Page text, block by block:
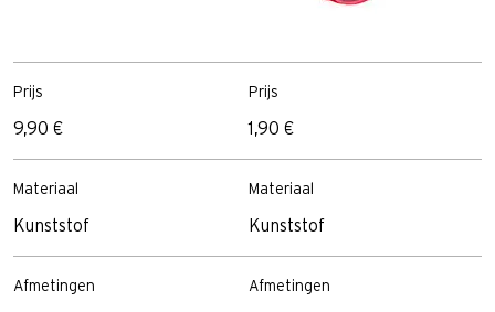
Prijs
9,90 €
Materiaal
Kunststof
Afmetingen
Prijs
1,90 €
Materiaal
Kunststof
Afmetingen